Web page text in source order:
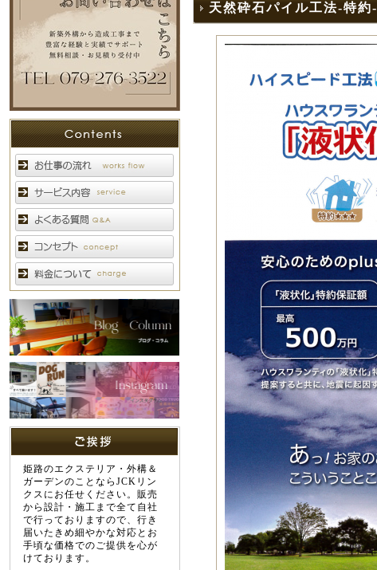
天然砕石パイル工法-特約-
姫路のエクステリア・外構＆
ガーデンのことならJCKリン
クスにお任せください。販売
から設計・施工まで全て自社
で行っておりますので、行き
届いたきめ細やかな対応とお
手頃な価格でのご提供を心が
けております。